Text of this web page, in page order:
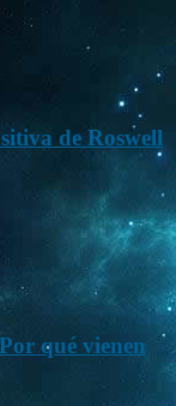
de Roswell
qué vienen